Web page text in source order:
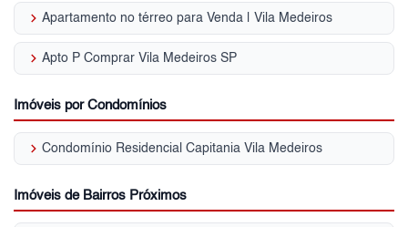
keyboard_arrow_right Apartamento no térreo para Venda | Vila Medeiros
keyboard_arrow_right Apto P Comprar Vila Medeiros SP
Imóveis por Condomínios
keyboard_arrow_right Condomínio Residencial Capitania Vila Medeiros
Imóveis de Bairros Próximos